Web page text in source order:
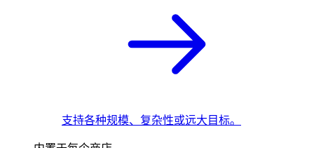
支持各种规模、复杂性或远大目标。